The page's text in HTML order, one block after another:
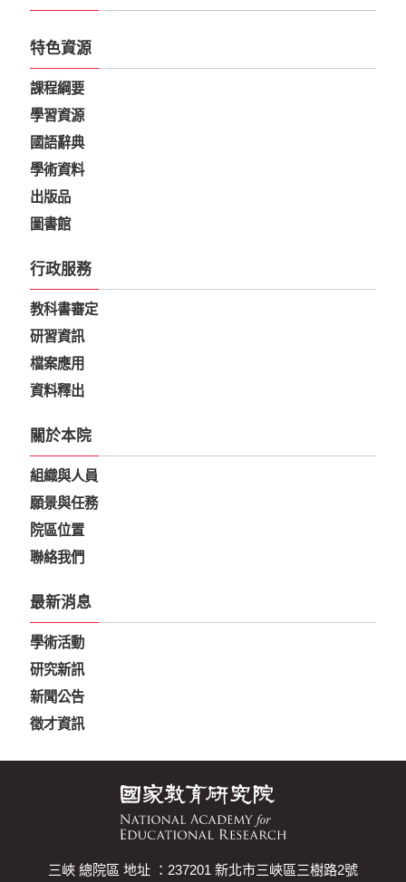
特色資源
課程綱要
學習資源
國語辭典
學術資料
出版品
圖書館
行政服務
教科書審定
研習資訊
檔案應用
資料釋出
關於本院
組織與人員
願景與任務
院區位置
聯絡我們
最新消息
學術活動
研究新訊
新聞公告
徵才資訊
三峽 總院區 地址 ：237201 新北市三峽區三樹路2號